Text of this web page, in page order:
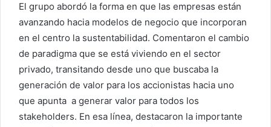
El grupo abordó la forma en que las empresas están
avanzando hacia modelos de negocio que incorporan
en el centro la sustentabilidad. Comentaron el cambio
de paradigma que se está viviendo en el sector
privado, transitando desde uno que buscaba la
generación de valor para los accionistas hacia uno
que apunta a generar valor para todos los
stakeholders. En esa línea, destacaron la importante